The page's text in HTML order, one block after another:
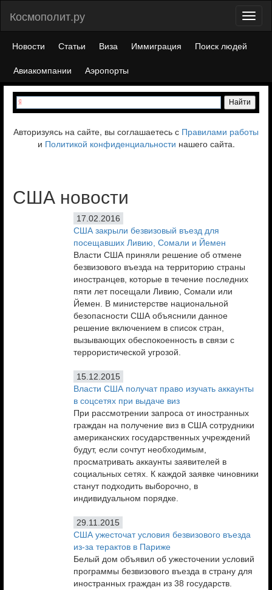
Космополит.ру
Новости Статьи Виза Иммиграция
Поиск людей
Авиакомпании
Аэропорты
Авторизуясь на сайте, вы соглашаетесь с Правилами работы
и Политикой конфиденциальности нашего сайта.
США новости
17.02.2016
США закрыли безвизовый въезд для
посещавших Ливию, Сомали и Йемен
Власти США приняли решение об отмене
безвизового въезда на территорию страны
иностранцев, которые в течение последних
пяти лет посещали Ливию, Сомали или
Йемен. В министерстве национальной
безопасности США объяснили данное
решение включением в список стран,
вызывающих обеспокоенность в связи с
террористической угрозой.
15.12.2015
Власти США получат право изучать аккаунты
в соцсетях при выдаче виз
При рассмотрении запроса от иностранных
граждан на получение виз в США сотрудники
американских государственных учреждений
будут, если сочтут необходимым,
просматривать аккаунты заявителей в
социальных сетях. К каждой заявке чиновники
станут подходить выборочно, в
индивидуальном порядке.
29.11.2015
США ужесточат условия безвизового въезда
из-за терактов в Париже
Белый дом объявил об ужесточении условий
программы безвизового въезда в страну для
иностранных граждан из 38 государств.